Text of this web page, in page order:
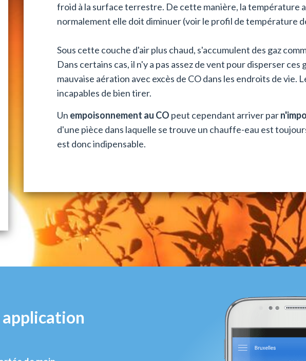
froid à la surface terrestre. De cette manière, la température
normalement elle doit diminuer (voir le profil de température
Sous cette couche d'air plus chaud, s'accumulent des gaz
Dans certains cas, il n'y a pas assez de vent pour disperser ces
mauvaise aération avec excès de CO dans les endroits de vie.
incapables de bien tirer.
Un empoisonnement au CO peut cependant arriver par
d'une pièce dans laquelle se trouve un chauffe-eau est
est donc indipensable.